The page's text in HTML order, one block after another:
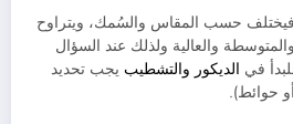
فيختلف حسب المقاس والسُمك، ويتراوح
والمتوسطة والعالية ولذلك عند السؤال
في الديكور والتشطيب يجب تحديد
حوائط).